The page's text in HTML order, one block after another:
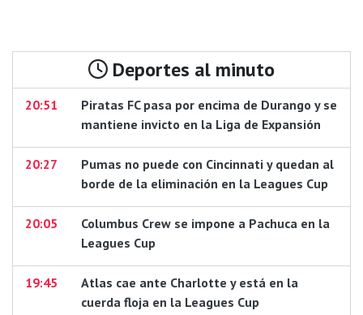
Deportes al minuto
20:51
Piratas FC pasa por encima de Durango y se
mantiene invicto en la Liga de Expansión
20:27
Pumas no puede con Cincinnati y quedan al
borde de la eliminación en la Leagues Cup
20:05
Columbus Crew se impone a Pachuca en la
Leagues Cup
19:45
Atlas cae ante Charlotte y está en la
cuerda floja en la Leagues Cup